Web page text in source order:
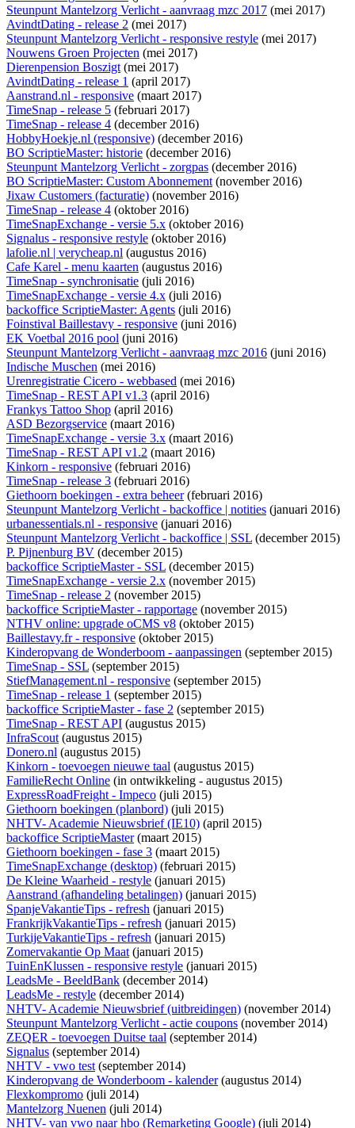
Steunpunt Mantelzorg Verlicht - aanvraag mzc 2017 (mei 2017)
AvindtDating - release 2 (mei 2017)
Steunpunt Mantelzorg Verlicht - responsive restyle (mei 2017)
Nouwens Groen Projecten (mei 2017)
Dierenpension Boszigt(mei 2017)
AvindtDating - release 1 (april 2017)
Aanstrand.nl - responsive (maart 2017)
TimeSnap - release 5 (februari 2017)
TimeSnap - release 4 (december 2016)
HobbyHoekje.nl (responsive) (december 2016)
BO ScriptieMaster: historie (december 2016)
Steunpunt Mantelzorg Verlicht - zorgpas (december 2016)
BO ScriptieMaster: Custom Abonnement(november 2016)
Jixaw Customers (facturatie) (november 2016)
TimeSnap - release 4 (oktober 2016)
TimeSnapExchange - versie 5.x (oktober 2016)
Signalus - responsive restyle (oktober 2016)
lafolie.nl | verycheap.nl (augustus 2016)
Cafe Karel - menu kaarten (augustus 2016)
TimeSnap - synchronisatie (juli 2016)
TimeSnapExchange - versie 4.x (juli 2016)
backoffice ScriptieMaster: Agents (juli 2016)
Foinstival Baillestavy - responsive (juni 2016)
EK Voetbal 2016 pool (juni 2016)
Steunpunt Mantelzorg Verlicht - aanvraag mzc 2016 (juni 2016)
Indische Muschen (mei 2016)
Urenregistratie Cicero - webbased (mei 2016)
TimeSnap - REST API v1.3 (april 2016)
Frankys Tattoo Shop (april 2016)
ASD Bezorgservice (maart 2016)
TimeSnapExchange - versie 3.x (maart 2016)
TimeSnap - REST API v1.2 (maart 2016)
Kinkorn - responsive (februari 2016)
TimeSnap - release 3 (februari 2016)
Giethoorn boekingen - extra beheer(februari 2016)
Steunpunt Mantelzorg Verlicht - backoffice | notities (januari 2016)
urbanessentials.nl - responsive (januari 2016)
Steunpunt Mantelzorg Verlicht - backoffice | SSL (december 2015)
P. Pijnenburg BV (december 2015)
backoffice ScriptieMaster - SSL (december 2015)
TimeSnapExchange - versie 2.x (november 2015)
TimeSnap - release 2 (november 2015)
backoffice ScriptieMaster - rapportage (november 2015)
NTHV online: upgrade oCMS v8 (oktober 2015)
Baillestavy.fr - responsive (oktober 2015)
Kinderopvang de Wonderboom - aanpassingen (september 2015)
TimeSnap - SSL (september 2015)
StiefManagement.nl - responsive (september 2015)
TimeSnap - release 1 (september 2015)
backoffice ScriptieMaster - fase 2 (september 2015)
TimeSnap - REST API (augustus 2015)
InfraScout(augustus 2015)
Donero.nl (augustus 2015)
Kinkorn - toevoegen nieuwe taal (augustus 2015)
FamilieRecht Online (in ontwikkeling - augustus 2015)
ExpressRoadFreight - Impeco (juli 2015)
Giethoorn boekingen (planbord) (juli 2015)
NHTV- Academie Nieuwsbrief (IE10) (april 2015)
backoffice ScriptieMaster(maart 2015)
Giethoorn boekingen - fase 3 (maart 2015)
TimeSnapExchange (desktop) (februari 2015)
De Kleine Waarheid - restyle (januari 2015)
Aanstrand (afhandeling betalingen) (januari 2015)
SpanjeVakantieTips - refresh (januari 2015)
FrankrijkVakantieTips - refresh (januari 2015)
TurkijeVakantieTips - refresh (januari 2015)
Zomervakantie Op Maat(januari 2015)
TuinEnKlussen - responsive restyle (januari 2015)
LeadsMe - BeeldBank (december 2014)
LeadsMe - restyle (december 2014)
NHTV- Academie Nieuwsbrief (uitbreidingen) (november 2014)
Steunpunt Mantelzorg Verlicht - actie coupons (november 2014)
ZEQER - toevoegen Duitse taal (september 2014)
Signalus (september 2014)
NHTV - vwo test(september 2014)
Kinderopvang de Wonderboom - kalender(augustus 2014)
Flexkompromo (juli 2014)
Mantelzorg Nuenen (juli 2014)
NHTV- van vwo naar hbo (Remarketing Google) (juli 2014)